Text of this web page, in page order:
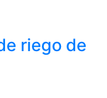
riego de